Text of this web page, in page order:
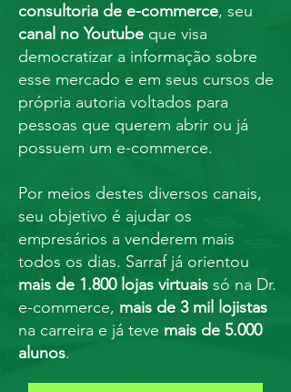
consultoria de e-commerce, seu
canal no Youtube que visa
democratizar a informação sobre
esse mercado e em seus cursos de
própria autoria voltados para
pessoas que querem abrir ou já
possuem um e-commerce.
Por meios destes diversos canais,
seu objetivo é ajudar os
empresários a venderem mais
todos os dias. Sarraf já orientou
mais de 1.800 lojas virtuais só na Dr.
e-commerce, mais de 3 mil lojistas
na carreira e já teve mais de 5.000
alunos.